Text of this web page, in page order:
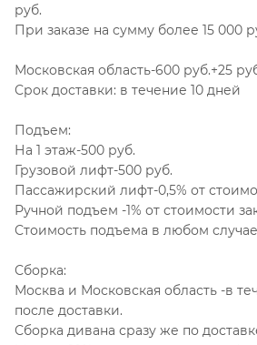
руб.
При заказе на сумму более 15 000
Московская область-600 руб.+25
Срок доставки: в течение 10 дней
Подъем:
На 1 этаж-500 руб.
Грузовой лифт-500 руб.
Пассажирский лифт-0,5% от
Ручной подъем -1% от стоимости
Стоимость подъема в любом
Сборка:
Москва и Московская область -в
после доставки.
Сборка дивана сразу же по